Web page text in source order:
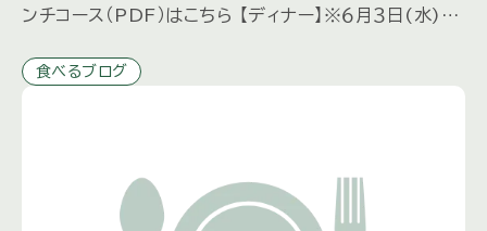
ンチコース（PDF）はこちら 【ディナー】※６月３日(水)か
食べるブログ